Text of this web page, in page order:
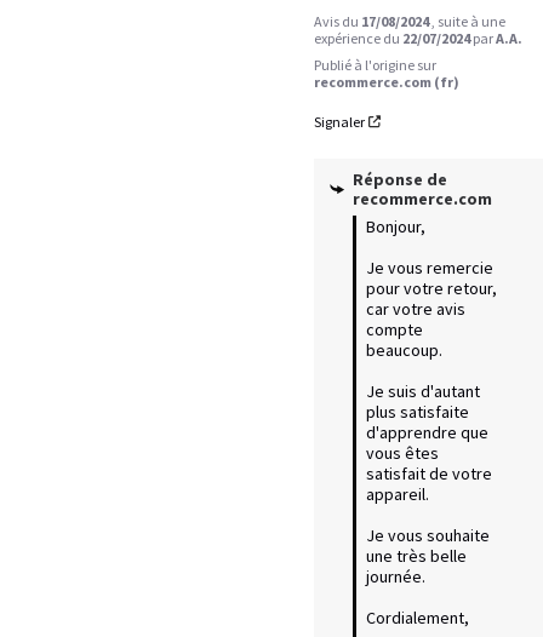
Avis du 17/08/2024 , suite à une
expérience du 22/07/2024 parA.A.
Publié à l'origine sur
recommerce.com (fr)
Signaler
Réponse de
recommerce.com
Bonjour,
Je vous remercie
pour votre retour,
car votre avis
compte
beaucoup.
Je suis d'autant
plus satisfaite
d'apprendre que
vous êtes
satisfait de votre
appareil.
Je vous souhaite
une très belle
journée.
Cordialement,